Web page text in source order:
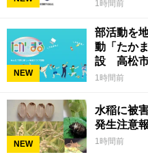
1時間前
NEW
部活動を
動「たか
設 高松
1時間前
NEW
水稲に被
発生注意
1時間前